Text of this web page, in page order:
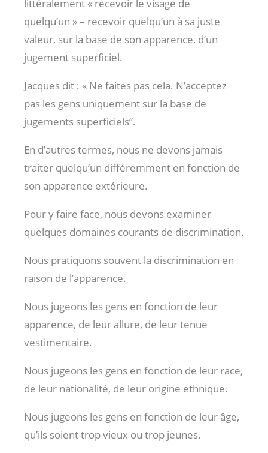
littéralement « recevoir le visage de
quelqu’un » – recevoir quelqu’un à sa juste
valeur, sur la base de son apparence, d’un
jugement superficiel.
Jacques dit : « Ne faites pas cela. N’acceptez
pas les gens uniquement sur la base de
jugements superficiels”.
En d’autres termes, nous ne devons jamais
traiter quelqu’un différemment en fonction de
son apparence extérieure.
Pour y faire face, nous devons examiner
quelques domaines courants de discrimination.
Nous pratiquons souvent la discrimination en
raison de l’apparence.
Nous jugeons les gens en fonction de leur
apparence, de leur allure, de leur tenue
vestimentaire.
Nous jugeons les gens en fonction de leur race,
de leur nationalité, de leur origine ethnique.
Nous jugeons les gens en fonction de leur âge,
qu’ils soient trop vieux ou trop jeunes.